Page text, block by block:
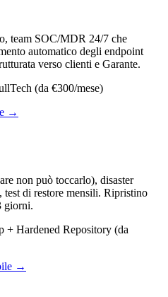
team SOC/MDR 24/7 che
automatico degli endpoint
verso clienti e Garante.
(da €300/mese)
→
non può toccarlo), disaster
di restore mensili. Ripristino
giorni.
+ Hardened Repository (da
→